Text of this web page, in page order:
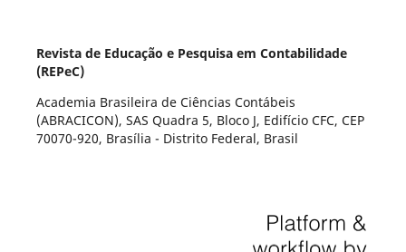
Revista de Educação e Pesquisa em Contabilidade
(REPeC)
Academia Brasileira de Ciências Contábeis
(ABRACICON), SAS Quadra 5, Bloco J, Edifício CFC, CEP
70070-920, Brasília - Distrito Federal, Brasil